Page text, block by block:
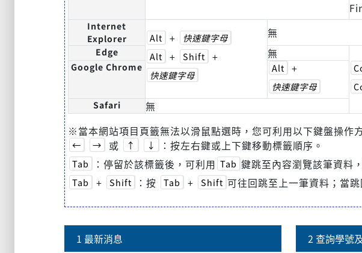
Internet
Explorer
Alt +
快速鍵字母
Alt
+ Shift +
快速鍵字母
無
Edge 無
Google Chrome Alt +
快速鍵字母
Safari
無
※當本網站項目頁籤無法以滑鼠點選時，您可利用以下鍵盤操作
← → 或 ↑ ↓ ：按左右鍵或上下鍵移動標籤順序。
Tab ：停留於該標籤後，可利用 Tab 鍵跳至內容瀏覽該筆資料
Tab + Shift ：按 Tab + Shift 可往回跳至上一筆資料；當
1 最新消息 2 查詢學號